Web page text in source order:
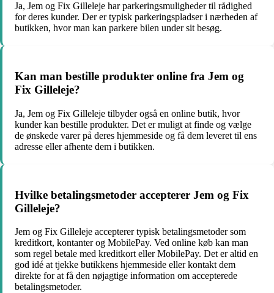
Ja, Jem og Fix Gilleleje har parkeringsmuligheder til rådighed
for deres kunder. Der er typisk parkeringspladser i nærheden af
butikken, hvor man kan parkere bilen under sit besøg.
Kan man bestille produkter online fra Jem og
Fix Gilleleje?
Ja, Jem og Fix Gilleleje tilbyder også en online butik, hvor
kunder kan bestille produkter. Det er muligt at finde og vælge
de ønskede varer på deres hjemmeside og få dem leveret til ens
adresse eller afhente dem i butikken.
Hvilke betalingsmetoder accepterer Jem og Fix
Gilleleje?
Jem og Fix Gilleleje accepterer typisk betalingsmetoder som
kreditkort, kontanter og MobilePay. Ved online køb kan man
som regel betale med kreditkort eller MobilePay. Det er altid en
god idé at tjekke butikkens hjemmeside eller kontakt dem
direkte for at få den nøjagtige information om accepterede
betalingsmetoder.